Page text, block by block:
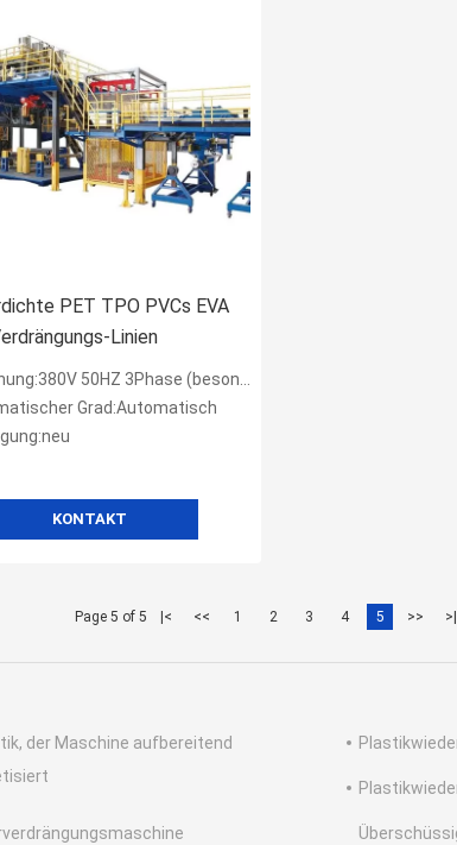
PET TPO PVCs EVA
Linien
50HZ 3Phase (besonders angefertigt)
Grad:Automatisch
KONTAKT
Page 5 of 5 |< << 1 2 3 4 5 >> >|
der Maschine aufbereitend